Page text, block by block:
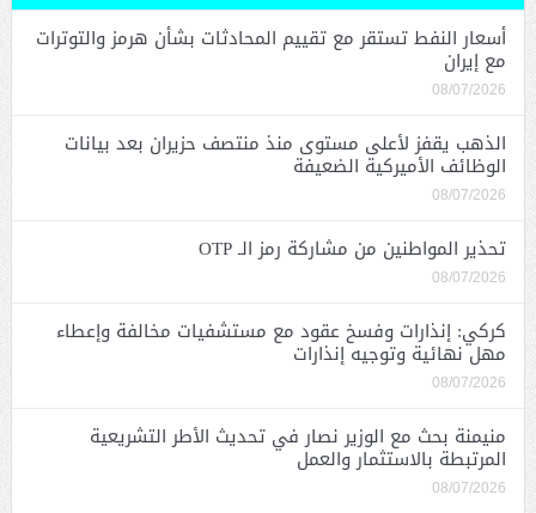
أسعار النفط تستقر مع تقييم المحادثات بشأن هرمز والتوترات
مع إيران
08/07/2026
الذهب يقفز لأعلى مستوى منذ منتصف حزيران بعد بيانات
الوظائف الأميركية الضعيفة
08/07/2026
تحذير المواطنين من مشاركة رمز الـ OTP
08/07/2026
كركي: إنذارات وفسخ عقود مع مستشفيات مخالفة وإعطاء
مهل نهائية وتوجيه إنذارات
08/07/2026
منيمنة بحث مع الوزير نصار في تحديث الأطر التشريعية
المرتبطة بالاستثمار والعمل
08/07/2026